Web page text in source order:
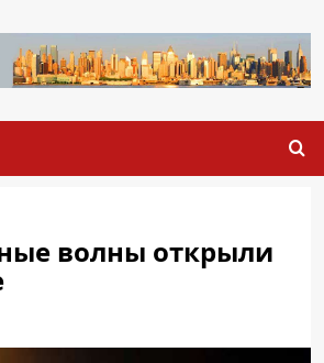
волны открыли